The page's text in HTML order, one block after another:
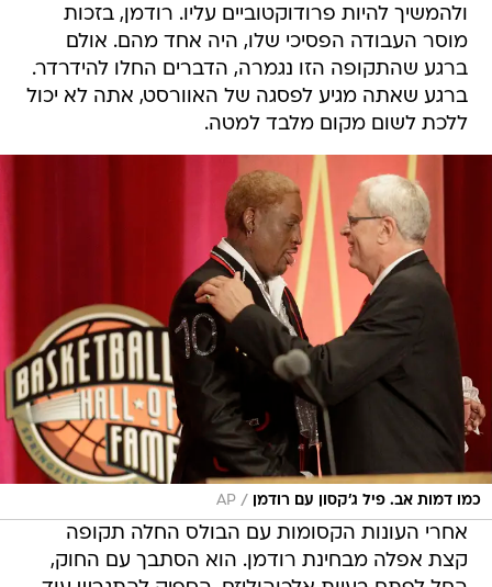
ולהמשיך להיות פרודוקטוביים עליו. רודמן, בזכות
מוסר העבודה הפסיכי שלו, היה אחד מהם. אולם
ברגע שהתקופה הזו נגמרה, הדברים החלו להידרדר.
ברגע שאתה מגיע לפסגה של האוורסט, אתה לא יכול
ללכת לשום מקום מלבד למטה.
כמו דמות אב. פיל ג'קסון עם רודמן /
AP
אחרי העונות הקסומות עם הבולס החלה תקופה
קצת אפלה מבחינת רודמן. הוא הסתבך עם החוק,